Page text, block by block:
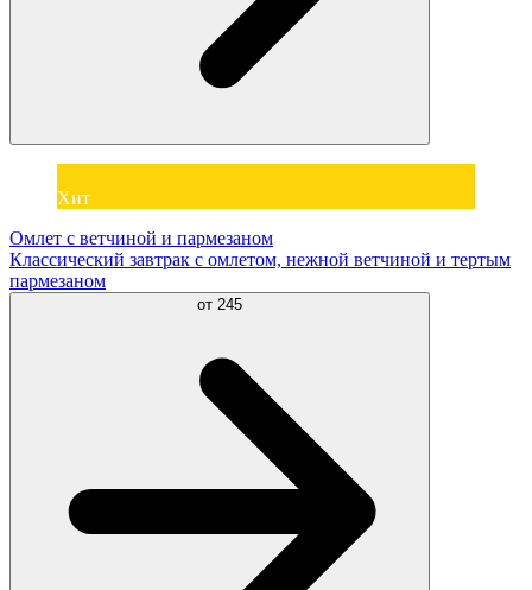
Хит
Омлет с ветчиной и пармезаном
Классический завтрак с омлетом, нежной ветчиной и тертым
пармезаном
от 245